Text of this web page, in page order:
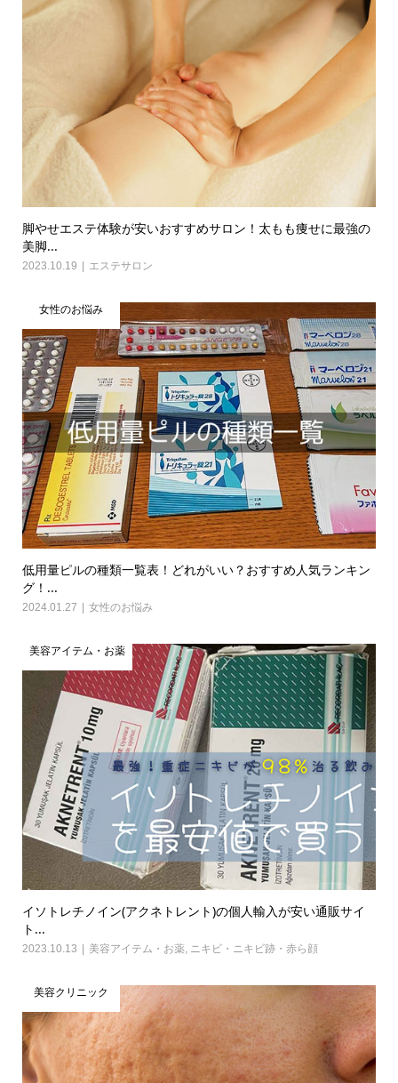
脚やせエステ体験が安いおすすめサロン！太もも痩せに最強の
美脚...
2023.10.19 エステサロン
女性のお悩み
低用量ピルの種類一覧表！どれがいい？おすすめ人気ランキン
グ！...
2024.01.27 女性のお悩み
美容アイテム・お薬
イソトレチノイン(アクネトレント)の個人輸入が安い通販サイ
ト...
2023.10.13 美容アイテム・お薬, ニキビ・ニキビ跡・赤ら顔
美容クリニック